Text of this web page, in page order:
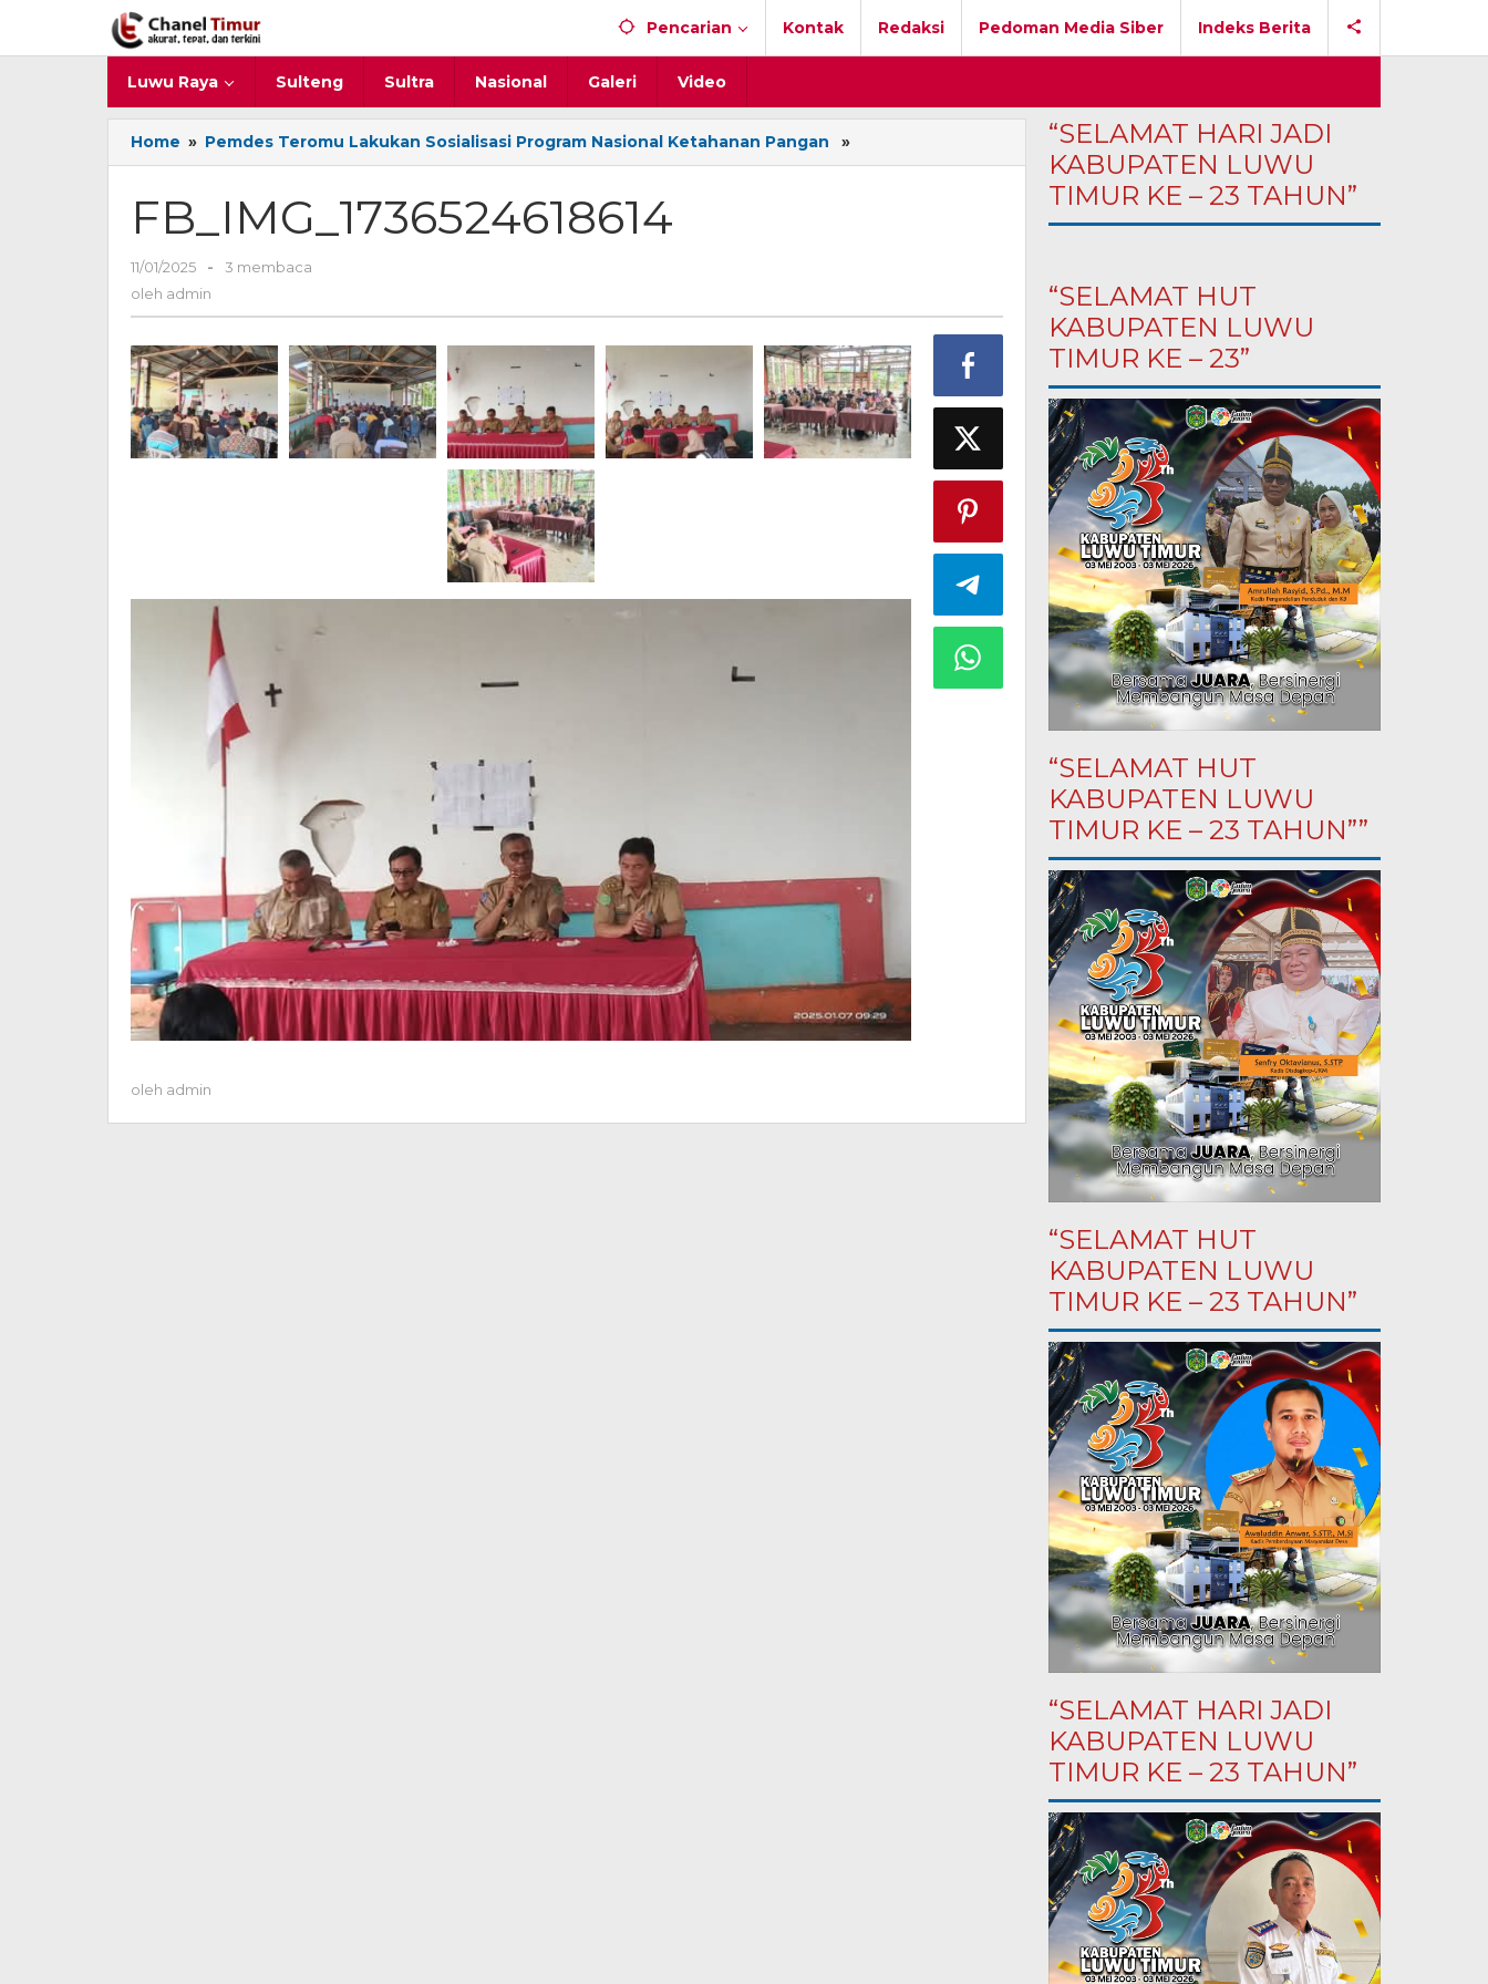
konten
Pencarian Kontak Redaksi Pedoman Media Siber Indeks Berita
Luwu Raya Sulteng Sultra Nasional Galeri Video
Home » Pemdes Teromu Lakukan Sosialisasi Program Nasional Ketahanan Pangan »
FB_IMG_1736524618614
11/01/2025
oleh
admin
-
3 membaca
oleh admin
oleh admin
“SELAMAT HARI JADI
KABUPATEN LUWU
TIMUR KE – 23 TAHUN”
“SELAMAT HUT
KABUPATEN LUWU
TIMUR KE – 23”
“SELAMAT HUT
KABUPATEN LUWU
TIMUR KE – 23 TAHUN””
“SELAMAT HUT
KABUPATEN LUWU
TIMUR KE – 23 TAHUN”
“SELAMAT HARI JADI
KABUPATEN LUWU
TIMUR KE – 23 TAHUN”